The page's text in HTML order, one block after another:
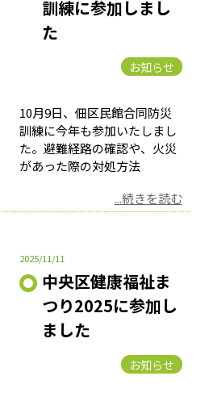
訓練に参加しまし
た
お知らせ
10月9日、佃区民館合同防災
訓練に今年も参加いたしまし
た。避難経路の確認や、火災
があった際の対処方法
...続きを読む
2025/11/11
中央区健康福祉ま
つり2025に参加し
ました
お知らせ